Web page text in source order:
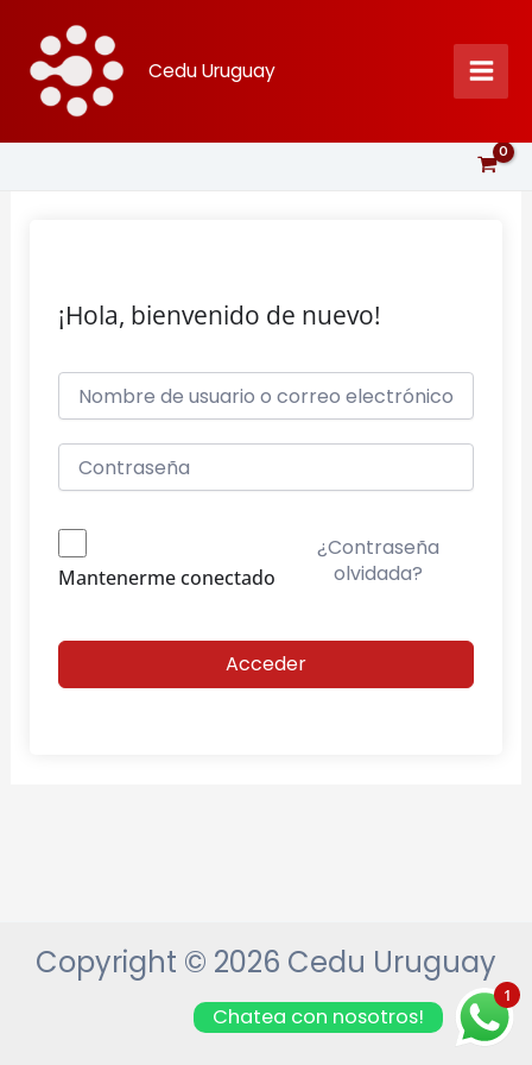
contenido
Cedu Uruguay
¡Hola, bienvenido de nuevo!
Mantenerme conectado
¿Contraseña
olvidada?
Acceder
Copyright © 2026 Cedu Uruguay
1
Chatea con nosotros!